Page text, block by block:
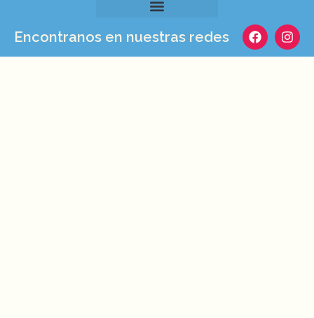
Encontranos en nuestras redes